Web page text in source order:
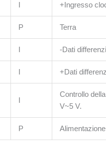
I +Ingresso
P Terra
I -Dati
I +Dati
I
Controllo
V~5 V.
P